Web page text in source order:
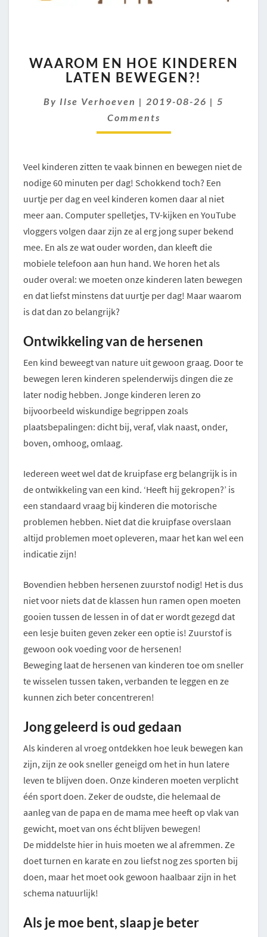
EN
HOE
LATEN
BEWEGEN?!
WAAROM EN HOE KINDEREN
LATEN BEWEGEN?!
By Ilse Verhoeven | 2019-08-26 | 5
Comments
Veel kinderen zitten te vaak binnen en bewegen niet de
nodige 60 minuten per dag! Schokkend toch? Een
uurtje per dag en veel kinderen komen daar al niet
meer aan. Computer spelletjes, TV-kijken en YouTube
vloggers volgen daar zijn ze al erg jong super bekend
mee. En als ze wat ouder worden, dan kleeft die
mobiele telefoon aan hun hand. We horen het als
ouder overal: we moeten onze kinderen laten bewegen
en dat liefst minstens dat uurtje per dag! Maar waarom
is dat dan zo belangrijk?
Ontwikkeling van de hersenen
Een kind beweegt van nature uit gewoon graag. Door te
bewegen leren kinderen spelenderwijs dingen die ze
later nodig hebben. Jonge kinderen leren zo
bijvoorbeeld wiskundige begrippen zoals
plaatsbepalingen: dicht bij, veraf, vlak naast, onder,
boven, omhoog, omlaag.
Iedereen weet wel dat de kruipfase erg belangrijk is in
de ontwikkeling van een kind. ‘Heeft hij gekropen?’ is
een standaard vraag bij kinderen die motorische
problemen hebben. Niet dat die kruipfase overslaan
altijd problemen moet opleveren, maar het kan wel een
indicatie zijn!
Bovendien hebben hersenen zuurstof nodig! Het is dus
niet voor niets dat de klassen hun ramen open moeten
gooien tussen de lessen in of dat er wordt gezegd dat
een lesje buiten geven zeker een optie is! Zuurstof is
gewoon ook voeding voor de hersenen!
Beweging laat de hersenen van kinderen toe om sneller
te wisselen tussen taken, verbanden te leggen en ze
kunnen zich beter concentreren!
Jong geleerd is oud gedaan
Als kinderen al vroeg ontdekken hoe leuk bewegen kan
zijn, zijn ze ook sneller geneigd om het in hun latere
leven te blijven doen. Onze kinderen moeten verplicht
één sport doen. Zeker de oudste, die helemaal de
aanleg van de papa en de mama mee heeft op vlak van
gewicht, moet van ons écht blijven bewegen!
De middelste hier in huis moeten we al afremmen. Ze
doet turnen en karate en zou liefst nog zes sporten bij
doen, maar het moet ook gewoon haalbaar zijn in het
schema natuurlijk!
Als je moe bent, slaap je beter